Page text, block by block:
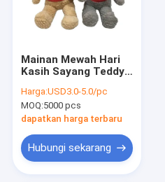
Mainan Mewah Hari
Kasih Sayang Teddy
Harga:USD3.0-5.0/pc
MOQ:5000 pcs
dapatkan harga terbaru
Hubungi sekarang